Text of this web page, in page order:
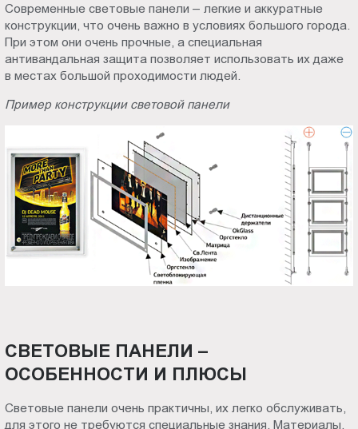
Современные световые панели – легкие и аккуратные
конструкции, что очень важно в условиях большого города.
При этом они очень прочные, а специальная
антивандальная защита позволяет использовать их даже
в местах большой проходимости людей.
Пример конструкции световой панели
СВЕТОВЫЕ ПАНЕЛИ –
ОСОБЕННОСТИ И ПЛЮСЫ
Световые панели очень практичны, их легко обслуживать,
для этого не требуются специальные знания. Материалы,